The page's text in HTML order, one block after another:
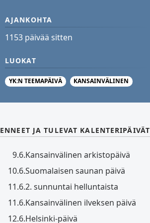
AJANKOHTA
1153 päivää sitten
LUOKAT
YK:N TEEMAPÄIVÄ KANSAINVÄLINEN
JA TULEVAT KALENTERIPÄIVÄT
9.6.Kansainvälinen arkistopäivä
10.6.Suomalaisen saunan päivä
11.6.2. sunnuntai helluntaista
11.6.Kansainvälinen ilveksen päivä
12.6.Helsinki-päivä